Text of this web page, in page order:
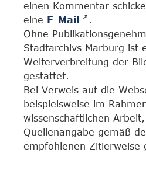
einen Kommentar
eine E-Mail
.
Ohne
Stadtarchivs Marburg ist
Weiterverbreitung der
gestattet.
Bei Verweis auf die
beispielsweise im
wissenschaftlichen
Quellenangabe gemäß
empfohlenen Zitierweise